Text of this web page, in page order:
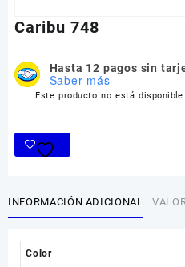
Caribu 748
Hasta 12 pagos sin
Saber más
Este producto no está
INFORMACIÓN ADICIONAL
Color